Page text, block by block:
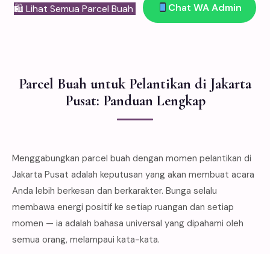
🛍 Lihat Semua Parcel Buah Chat WA Admin
Parcel Buah untuk Pelantikan di Jakarta
Pusat: Panduan Lengkap
Menggabungkan parcel buah dengan momen pelantikan di
Jakarta Pusat adalah keputusan yang akan membuat acara
Anda lebih berkesan dan berkarakter. Bunga selalu
membawa energi positif ke setiap ruangan dan setiap
momen — ia adalah bahasa universal yang dipahami oleh
semua orang, melampaui kata-kata.